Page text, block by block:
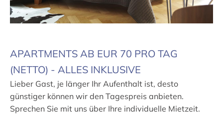
APARTMENTS AB EUR 70 PRO TAG
(NETTO) - ALLES INKLUSIVE
Lieber Gast, je länger Ihr Aufenthalt ist, desto
günstiger können wir den Tagespreis anbieten.
Sprechen Sie mit uns über Ihre individuelle Mietzeit.